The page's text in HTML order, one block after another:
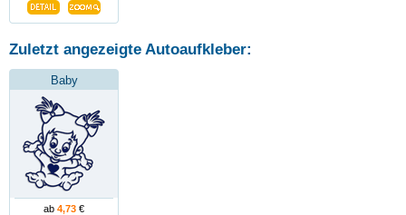
Zuletzt angezeigte Autoaufkleber:
Baby
ab 4,73 €